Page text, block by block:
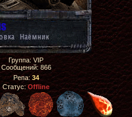
Группа: VIP
Сообщений: 866
Репа: 34
Статус:Offline